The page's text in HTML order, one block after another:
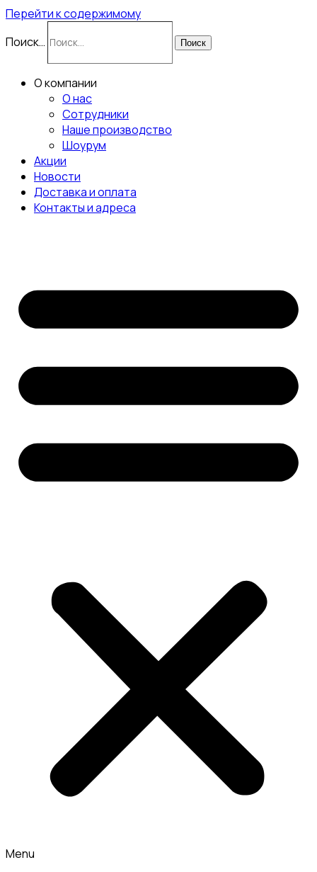
Перейти к содержимому
Поиск…
Поиск
О компании
О нас
Сотрудники
Наше производство
Шоурум
Акции
Новости
Доставка и оплата
Контакты и адреса
Menu